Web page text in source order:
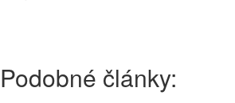
Podobné články: